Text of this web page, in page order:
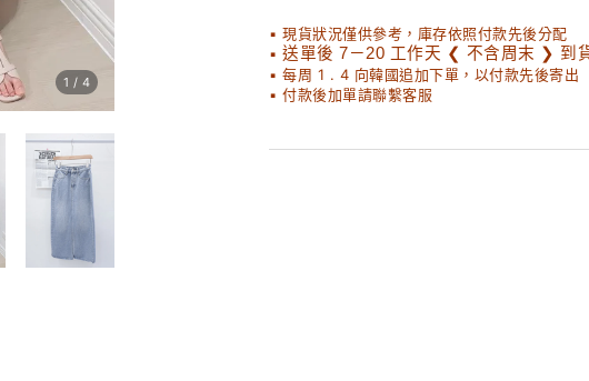
1 / 4
▪ 現貨狀況僅供參考，庫存依照付款先後分配
▪ 送單後 7－20 工作天 ❮ 不含周末 ❯ 到
▪ 每周 1 . 4 向韓國追加下單，以付款先後寄出
▪ 付款後加單請聯繫客服